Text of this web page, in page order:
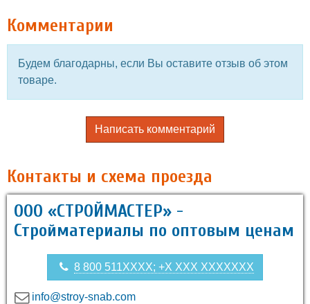
Комментарии
Будем благодарны, если Вы оставите отзыв об этом
товаре.
Написать комментарий
Контакты и схема проезда
ООО «СТРОЙМАСТЕР» -
Стройматериалы по оптовым ценам
8 800 511XXXX; +X XXX XXXXXXX
info@stroy-snab.com